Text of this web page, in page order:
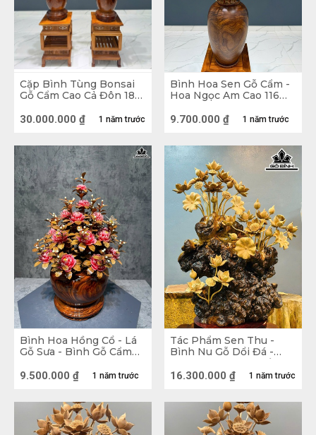
Bình hoa Sen gỗ Hương
Cặp Bình Tùng Bonsai
Gỗ Cẩm Cao Cả Đôn 188
Kèm Đôn - Không Đôn
1 năm trước
30.000.000 ₫
Bình Hoa Sen Gỗ Cẩm -
Hoa Ngọc Am Cao 116
Đường Kính Bình 32 Cao
1 năm trước
9.700.000 ₫
Bình Hoa Hồng Cổ - Lá
Gỗ Sưa - Bình Gỗ Cẩm
(cm)
1 năm trước
9.500.000 ₫
Tác Phẩm Sen Thu -
Bình Nu Gỗ Dổi Đá -
Hoa Ngõ Am Cao Tổng
Thể 130 Ngang 106 Sâu
48 ̣cm - 95kg
1 năm trước
16.300.000 ₫